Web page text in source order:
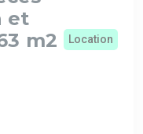
et
m2
Location